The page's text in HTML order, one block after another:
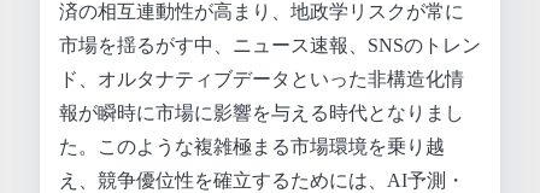
済の相互連動性が高まり、地政学リスクが常に
市場を揺るがす中、ニュース速報、SNSのトレン
ド、オルタナティブデータといった非構造化情
報が瞬時に市場に影響を与える時代となりまし
た。このような複雑極まる市場環境を乗り越
え、競争優位性を確立するためには、AI予測・